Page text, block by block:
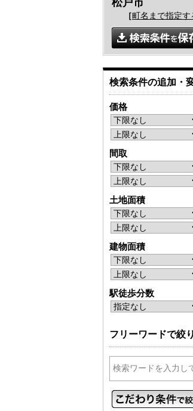
［町名まで指定す
検索条件の追加・
価格
間取
土地面積
建物面積
駅徒歩分数
フリーワードで絞